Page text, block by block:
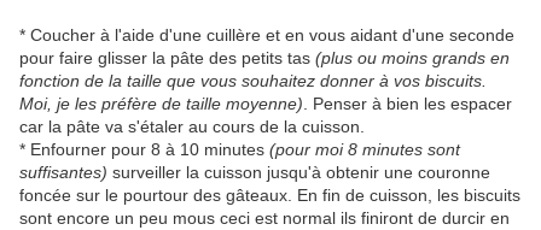
* Coucher à l'aide d'une cuillère et en vous aidant d'une seconde
pour faire glisser la pâte des petits tas (plus ou moins grands en
fonction de la taille que vous souhaitez donner à vos biscuits.
Moi, je les préfère de taille moyenne) . Penser à bien les espacer
car la pâte va s'étaler au cours de la cuisson.
* Enfourner pour 8 à 10 minutes (pour moi 8 minutes sont
suffisantes) surveiller la cuisson jusqu'à obtenir une couronne
foncée sur le pourtour des gâteaux. En fin de cuisson, les biscuits
sont encore un peu mous ceci est normal ils finiront de durcir en